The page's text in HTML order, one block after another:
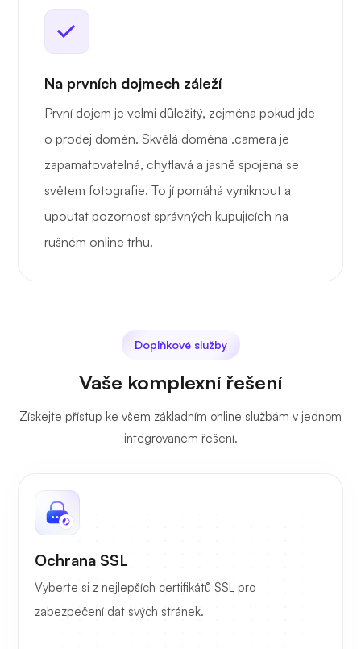
Na prvních dojmech záleží
První dojem je velmi důležitý, zejména pokud jde
o prodej domén. Skvělá doména .camera je
zapamatovatelná, chytlavá a jasně spojená se
světem fotografie. To jí pomáhá vyniknout a
upoutat pozornost správných kupujících na
rušném online trhu.
Doplňkové služby
Vaše komplexní řešení
Získejte přístup ke všem základním online službám v jednom
integrovaném řešení.
Ochrana SSL
Vyberte si z nejlepších certifikátů SSL pro
zabezpečení dat svých stránek.